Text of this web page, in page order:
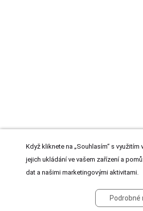
Když kliknete na „Souhlasím“ s
jejich ukládání ve vašem zařízení a
dat a našimi marketingovými aktivitami.